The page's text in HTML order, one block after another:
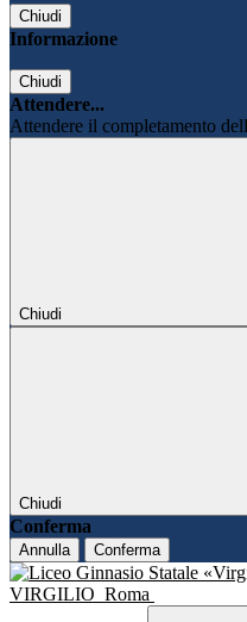
Chiudi
Informazione
Chiudi
Attendere...
Attendere il completamento
Chiudi
Chiudi
Conferma
Annulla Conferma
VIRGILIO Roma